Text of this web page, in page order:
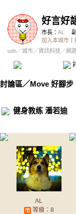
好言好
市長： AL
加入本城市
udn／城市／資訊科技 ／網
討論區／Move 好腳步
健身教练 潘若迪
AL
等級：8